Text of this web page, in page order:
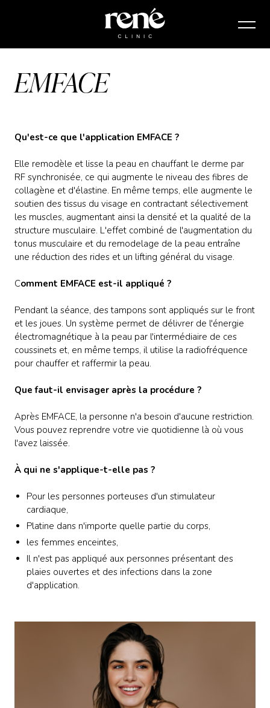
EMFACE
Qu'est-ce que l'application EMFACE ?
Elle remodèle et lisse la peau en chauffant le derme par
RF synchronisée, ce qui augmente le niveau des fibres de
collagène et d'élastine. En même temps, elle augmente le
soutien des tissus du visage en contractant sélectivement
les muscles, augmentant ainsi la densité et la qualité de la
structure musculaire. L'effet combiné de l'augmentation du
tonus musculaire et du remodelage de la peau entraîne
une réduction des rides et un lifting général du visage.
Comment EMFACE est-il appliqué ?
Pendant la séance, des tampons sont appliqués sur le front
et les joues. Un système permet de délivrer de l'énergie
électromagnétique à la peau par l'intermédiaire de ces
coussinets et, en même temps, il utilise la radiofréquence
pour chauffer et raffermir la peau.
Que faut-il envisager après la procédure ?
Après EMFACE, la personne n'a besoin d'aucune restriction.
Vous pouvez reprendre votre vie quotidienne là où vous
l'avez laissée.
À qui ne s'applique-t-elle pas ?
Pour les personnes porteuses d'un stimulateur
cardiaque,
Platine dans n'importe quelle partie du corps,
les femmes enceintes,
Il n'est pas appliqué aux personnes présentant des
plaies ouvertes et des infections dans la zone
d'application.